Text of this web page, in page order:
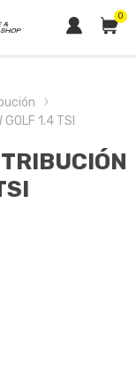
0
GOLF 1.4 TSI